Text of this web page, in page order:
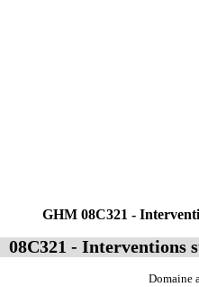
GHM 08C321 -
08C321 - Interventions
Domaine